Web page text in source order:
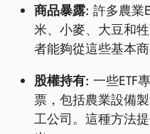
商品暴露: 許多農業
米、小麥、大豆和
者能夠從這些基本
股權持有: 一些ETF
票，包括農業設備
工公司。這種方法